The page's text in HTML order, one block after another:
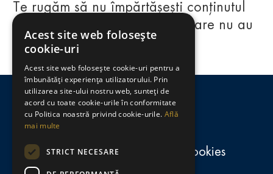
Regulamente
consumă-responsabil.ro
Politica de confidențialitate și cookies
Te rugăm să nu împărtășești conținutul
acestui website cu persoane care nu au
împlinit vârsta de 18 ani.
Acest site web folosește
cookie-uri
Acest site web folosește cookie-uri pentru a
îmbunătăți experiența utilizatorului. Prin
utilizarea site-ului nostru web, sunteți de
acord cu toate cookie-urile în conformitate
cu Politica noastră privind cookie-urile. Află
mai multe
STRICT NECESARE